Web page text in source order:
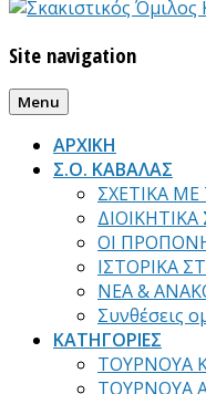
Site navigation
Menu
ΑΡΧΙΚΗ
Σ.Ο. ΚΑΒΑΛΑΣ
ΣΧΕΤΙΚΑ
ΟΙ
ΙΣΤΟΡΙΚΑ
ΝΕΑ &
Συνθέσεις
ΚΑΤΗΓΟΡΙΕΣ
ΤΟΥΡΝΟΥΑ
ΤΟΥΡΝΟΥΑ